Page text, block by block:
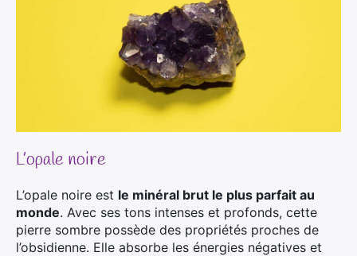
L’opale noire
L’opale noire est le minéral brut le plus parfait au
monde. Avec ses tons intenses et profonds, cette
pierre sombre possède des propriétés proches de
l’obsidienne. Elle absorbe les énergies négatives et